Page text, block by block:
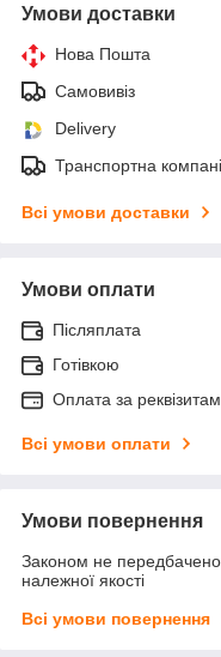
Умови доставки
Нова Пошта
Самовивіз
Delivery
Транспортна
Всі умови доставки
Умови оплати
Післяплата
Готівкою
Оплата за
Всі умови оплати
Умови повернення
Законом не
належної якості
Всі умови повернення